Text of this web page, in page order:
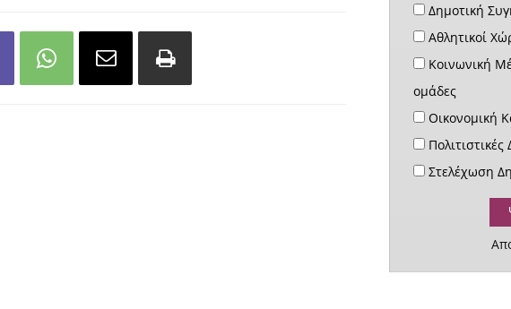
Δημοτική
Αθλητικοί
Κοινωνική
ομάδες
Οικονομική
Στελέχωση